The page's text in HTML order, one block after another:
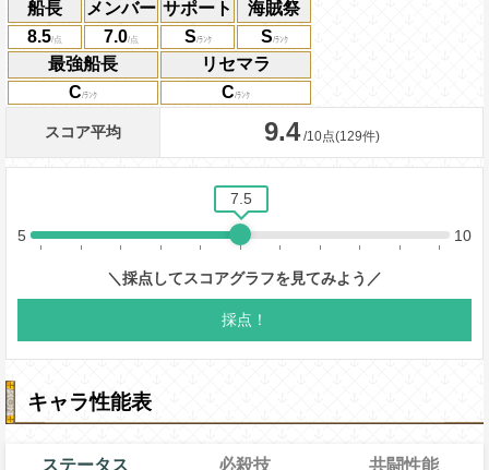
船長 メンバー サポート
海賊祭
8.5
7.0 S
S
最強船長
リセマラ
C
C
キャラ性能表
ステータス 必殺技 共闘性能